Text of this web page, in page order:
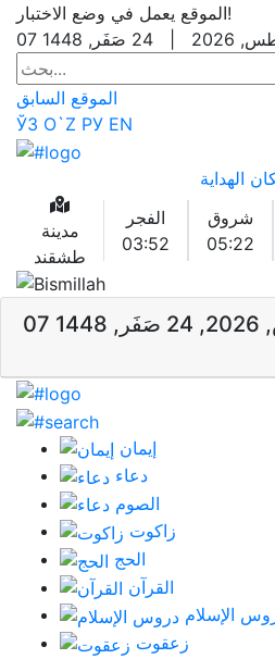
الموقع يعمل في وضع الاختبار!
24 صَفَر, 1448
الموقع السابق
ЎЗ O`Z РУ EN
الهداية
مدينة
طشقند
الفجر
03:52
شروق
05:22
إيمان
دعاء
الصوم
زاكوت
الحج
القرآن
الإسلام
زعقوت